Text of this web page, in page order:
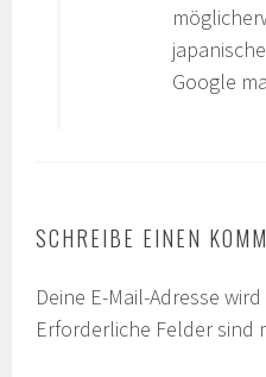
Google
SCHREIBE EINEN
Deine E-Mail-Adresse
Erforderliche Felder sind